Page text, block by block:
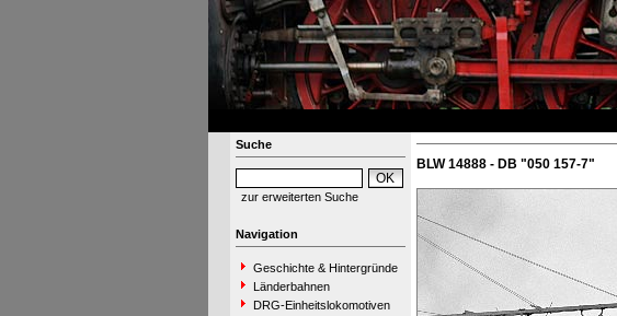
Suche
zur erweiterten Suche
Navigation
Geschichte & Hintergründe
Länderbahnen
DRG-Einheitslokomotiven
BLW 14888 - DB "050 157-7"